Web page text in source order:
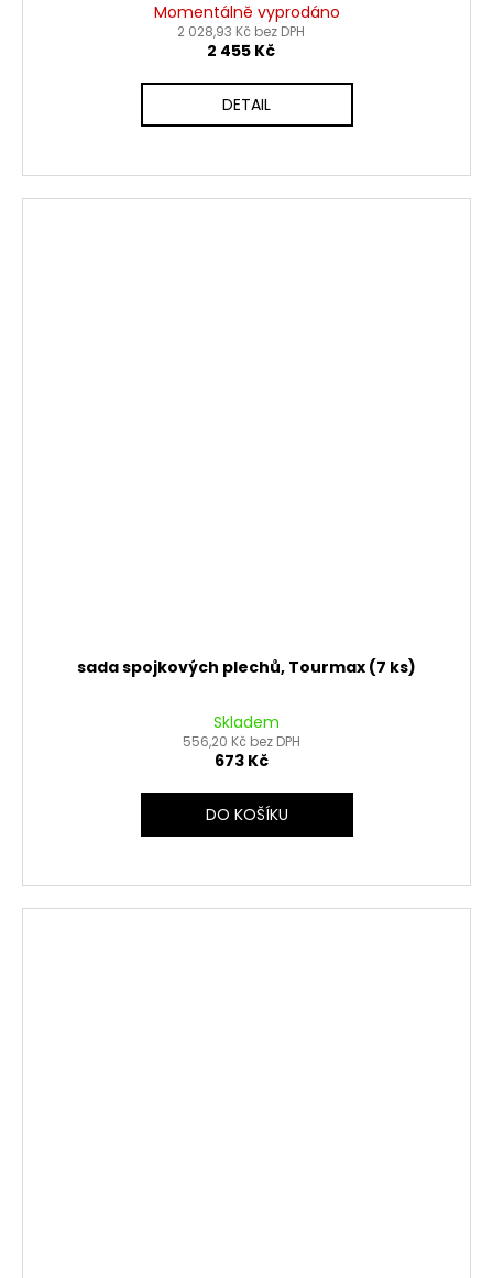
Momentálně vyprodáno
2 028,93 Kč bez DPH
2 455 Kč
DETAIL
sada spojkových plechů, Tourmax (7 ks)
Skladem
556,20 Kč bez DPH
673 Kč
DO KOŠÍKU